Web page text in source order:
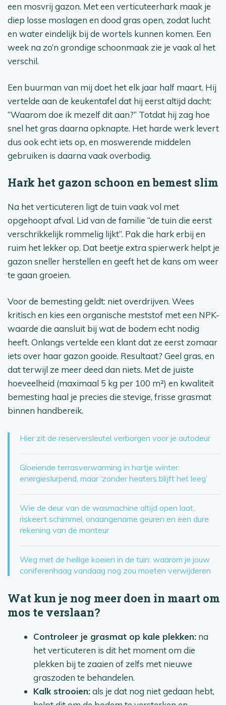
een mosvrij gazon. Met een verticuteerhark maak je
diep losse moslagen en dood gras open, zodat lucht
en water eindelijk bij de wortels kunnen komen. Een
week na zo’n grondige schoonmaak zie je vaak al het
verschil.
Een buurman van mij doet het elk jaar half maart. Hij
vertelde aan de keukentafel dat hij eerst altijd dacht:
“Waarom doe ik mezelf dit aan?” Totdat hij zag hoe
snel het gras daarna opknapte. Het harde werk levert
dus ook echt iets op, en moswerende middelen
gebruiken is daarna vaak overbodig.
Hark het gazon schoon en bemest slim
Na het verticuteren ligt de tuin vaak vol met
opgehoopt afval. Lid van de familie “de tuin die eerst
verschrikkelijk rommelig lijkt”. Pak die hark erbij en
ruim het lekker op. Dat beetje extra spierwerk helpt je
gazon sneller herstellen en geeft het de kans om weer
te gaan groeien.
Voor de bemesting geldt: niet overdrijven. Wees
kritisch en kies een organische meststof met een NPK-
waarde die aansluit bij wat de bodem echt nodig
heeft. Onlangs vertelde een klant dat ze eerst zomaar
iets over haar gazon gooide. Resultaat? Geel gras, en
dat terwijl ze meer deed dan niets. Met de juiste
hoeveelheid (maximaal 5 kg per 100 m²) en kwaliteit
bemesting haal je precies die stevige, frisse grasmat
binnen handbereik.
Hier zit de reserversleutel verborgen voor je autodeur
Gloeiende terrasverwarming in hartje winter:
energieslurpend, maar ‘zonder heaters blijft het leeg’
Wie de deur van de wasmachine altijd open laat,
riskeert schimmel, onaangename geuren en een dure
rekening van de monteur
Weg met de heilige koeien in de tuin: waarom je jouw
coniferenhaag vandaag nog zou moeten verwijderen
Wat kun je nog meer doen in maart om
mos te verslaan?
Controleer je grasmat op kale plekken: na
het verticuteren is dit het moment om die
plekken bij te zaaien of zelfs met nieuwe
graszoden te behandelen.
Kalk strooien:als je dat nog niet gedaan hebt,